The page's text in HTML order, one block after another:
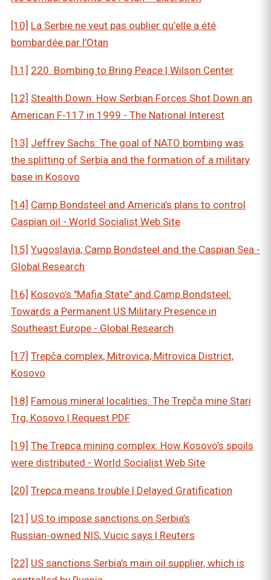
[10] La Serbie ne veut pas oublier qu’elle a été
bombardée par l’Otan
[11] 220. Bombing to Bring Peace | Wilson Center
[12] Stealth Down: How Serbian Forces Shot Down an
American F‑117 in 1999 - The National Interest
[13] Jeffrey Sachs: The goal of NATO bombing was
the splitting of Serbia and the formation of a military
base in Kosovo
[14] Camp Bondsteel and America’s plans to control
Caspian oil - World Socialist Web Site
[15] Yugoslavia, Camp Bondsteel and the Caspian Sea -
Global Research
[16] Kosovo’s "Mafia State" and Camp Bondsteel:
Towards a Permanent US Military Presence in
Southeast Europe - Global Research
[17] Trepča complex, Mitrovica, Mitrovica District,
Kosovo
[18] Famous mineral localities: The Trepča mine Stari
Trg, Kosovo | Request PDF
[19] The Trepca mining complex: How Kosovo’s spoils
were distributed - World Socialist Web Site
[20] Trepca means trouble | Delayed Gratification
[21] US to impose sanctions on Serbia’s
Russian‑owned NIS, Vucic says | Reuters
[22] US sanctions Serbia’s main oil supplier, which is